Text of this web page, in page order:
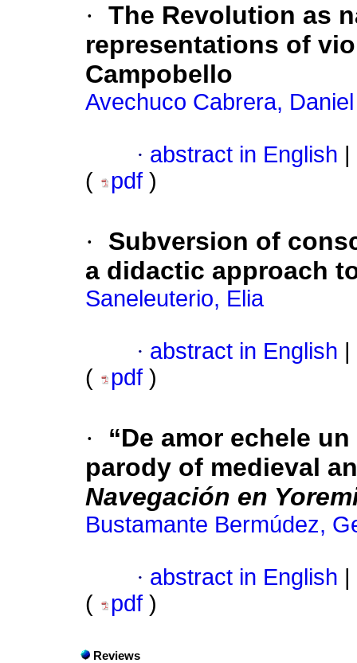
· The Revolution as
representations of
Campobello
Avechuco Cabrera, Daniel
· abstract in English
(
pdf )
·
Subversion of
a didactic approach
Saneleuterio, Elia
· abstract in English
(
pdf )
·
“De amor echele
parody of medieval
Navegación en
Bustamante Bermúdez,
· abstract in English
(
pdf )
Reviews